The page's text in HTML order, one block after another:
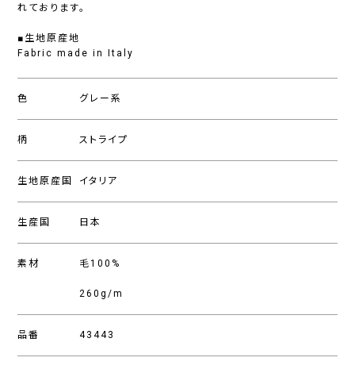
れております。
■生地原産地
Fabric made in Italy
色 グレー系
柄 ストライプ
生地原産国 イタリア
生産国 日本
素材 毛100%
260g/m
品番 43443